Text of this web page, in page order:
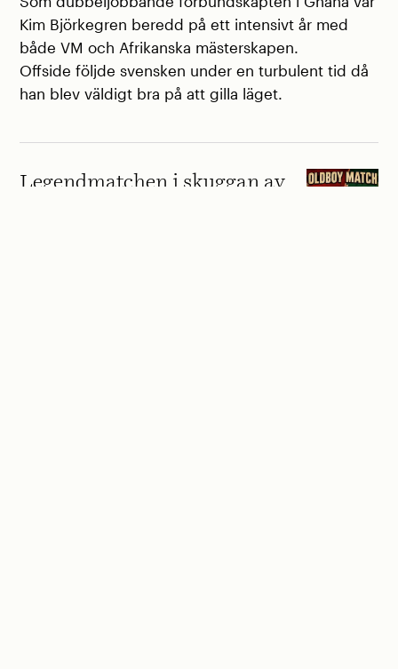
Kim Björkegren beredd på ett intensivt år med
både VM och Afrikanska mästerskapen.
Offside följde svensken under en turbulent tid då
han blev väldigt bra på att gilla läget.
Legendmatchen i skuggan av